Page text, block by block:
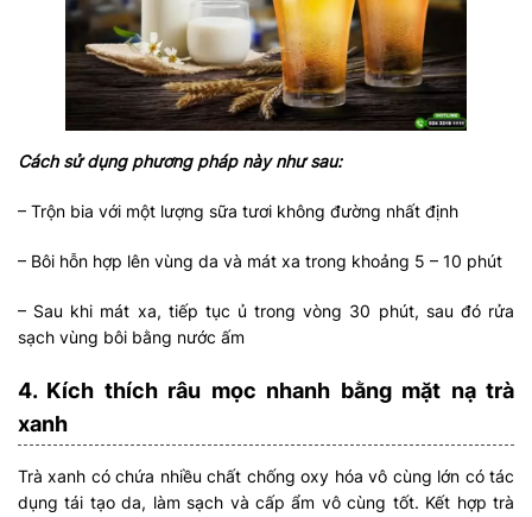
Cách sử dụng phương pháp này như sau:
– Trộn bia với một lượng sữa tươi không đường nhất định
– Bôi hỗn hợp lên vùng da và mát xa trong khoảng 5 – 10 phút
– Sau khi mát xa, tiếp tục ủ trong vòng 30 phút, sau đó rửa
sạch vùng bôi bằng nước ấm
4. Kích thích râu mọc nhanh bằng mặt nạ trà
xanh
Trà xanh có chứa nhiều chất chống oxy hóa vô cùng lớn có tác
dụng tái tạo da, làm sạch và cấp ẩm vô cùng tốt. Kết hợp trà